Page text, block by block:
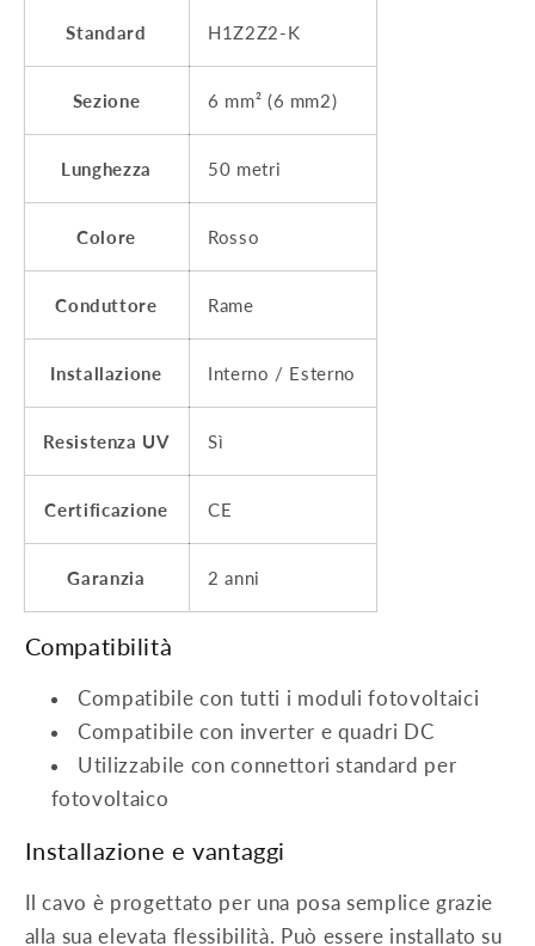
Standard H1Z2Z2-K
Sezione 6 mm² (6 mm2)
Lunghezza 50 metri
Colore Rosso
Conduttore Rame
Installazione Interno / Esterno
Resistenza UV Sì
Certificazione CE
Garanzia 2 anni
Compatibilità
Compatibile con tutti i moduli fotovoltaici
Compatibile con inverter e quadri DC
Utilizzabile con connettori standard per
fotovoltaico
Installazione e vantaggi
Il cavo è progettato per una posa semplice grazie
alla sua elevata flessibilità. Può essere installato su